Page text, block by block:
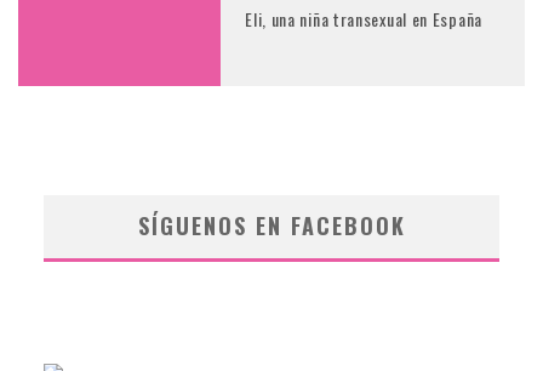
Eli, una niña transexual en España
SÍGUENOS EN FACEBOOK